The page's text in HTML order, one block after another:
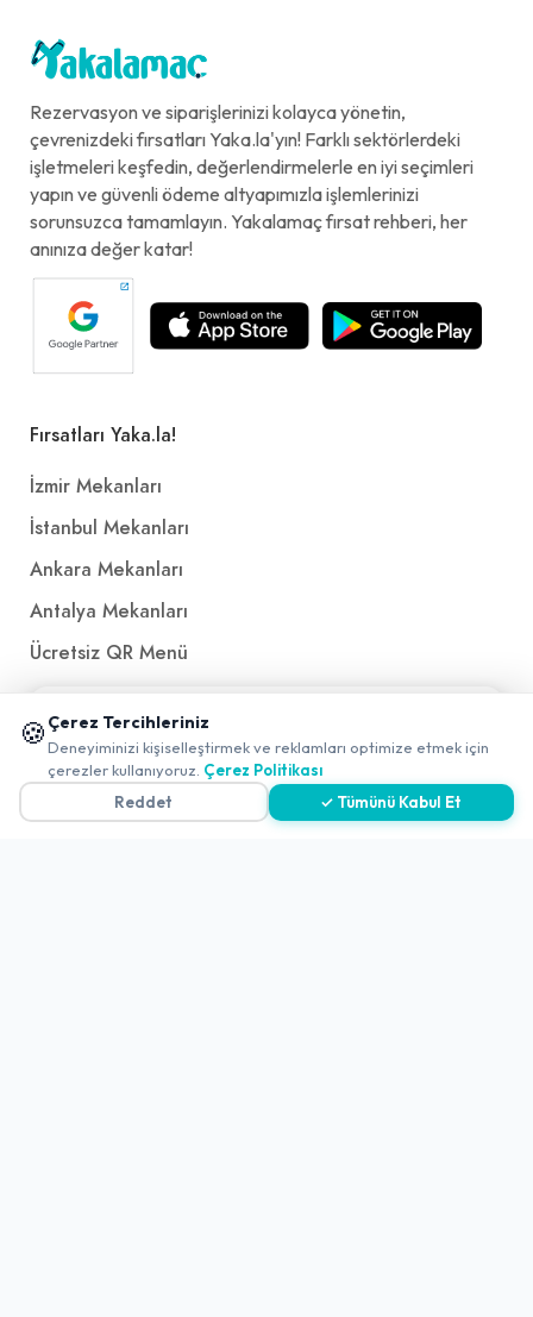
Rezervasyon ve siparişlerinizi kolayca yönetin,
çevrenizdeki fırsatları Yaka.la'yın! Farklı sektörlerdeki
işletmeleri keşfedin, değerlendirmelerle en iyi seçimleri
yapın ve güvenli ödeme altyapımızla işlemlerinizi
sorunsuzca tamamlayın. Yakalamaç fırsat rehberi, her
anınıza değer katar!
Fırsatları Yaka.la!
İzmir Mekanları
İstanbul Mekanları
Ankara Mekanları
Antalya Mekanları
Ücretsiz QR Menü
Politikalar ve Şartlar
Çerez Politikası
Gizlilik Politikası
🍪 Çerez Tercihleriniz
Deneyiminizi kişiselleştirmek ve reklamları optimize etmek için
çerezler kullanıyoruz. Çerez Politikası
Reddet
✓ Tümünü Kabul Et
📱 Mobil uygulamamızı keşfedin!
✖